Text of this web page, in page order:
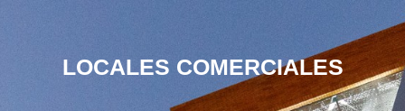
LOCALES COMERCIALES